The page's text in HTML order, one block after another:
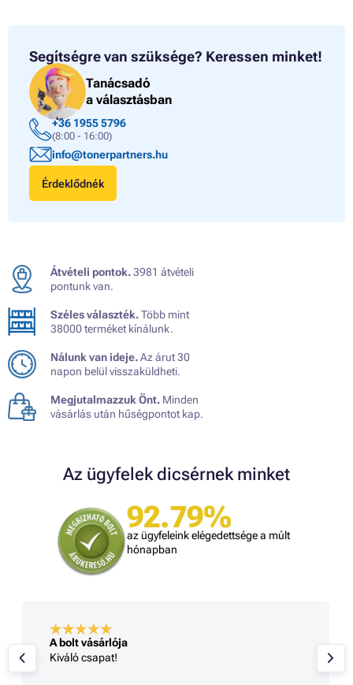
Segítségre van szüksége? Keressen minket!
Tanácsadó
a választásban
+36 1955 5796
(8:00 - 16:00)
info@tonerpartners.hu
Érdeklődnék
Átvételi pontok.3981 átvételi
pontunk van.
Széles választék.Több mint
38000 terméket kínálunk.
Nálunk van ideje.Az árut 30
napon belül visszaküldheti.
Megjutalmazzuk Önt. Minden
vásárlás után hűségpontot kap.
Az ügyfelek dicsérnek minket
92.79%
az ügyfeleink elégedettsége a múlt
hónapban
A bolt vásárlója
Kiváló csapat!